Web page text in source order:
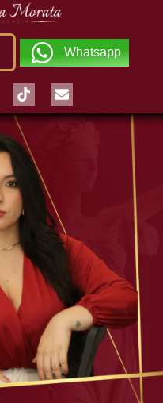
Whatsapp